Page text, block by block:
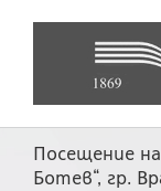
Посещение
Ботев“, гр.